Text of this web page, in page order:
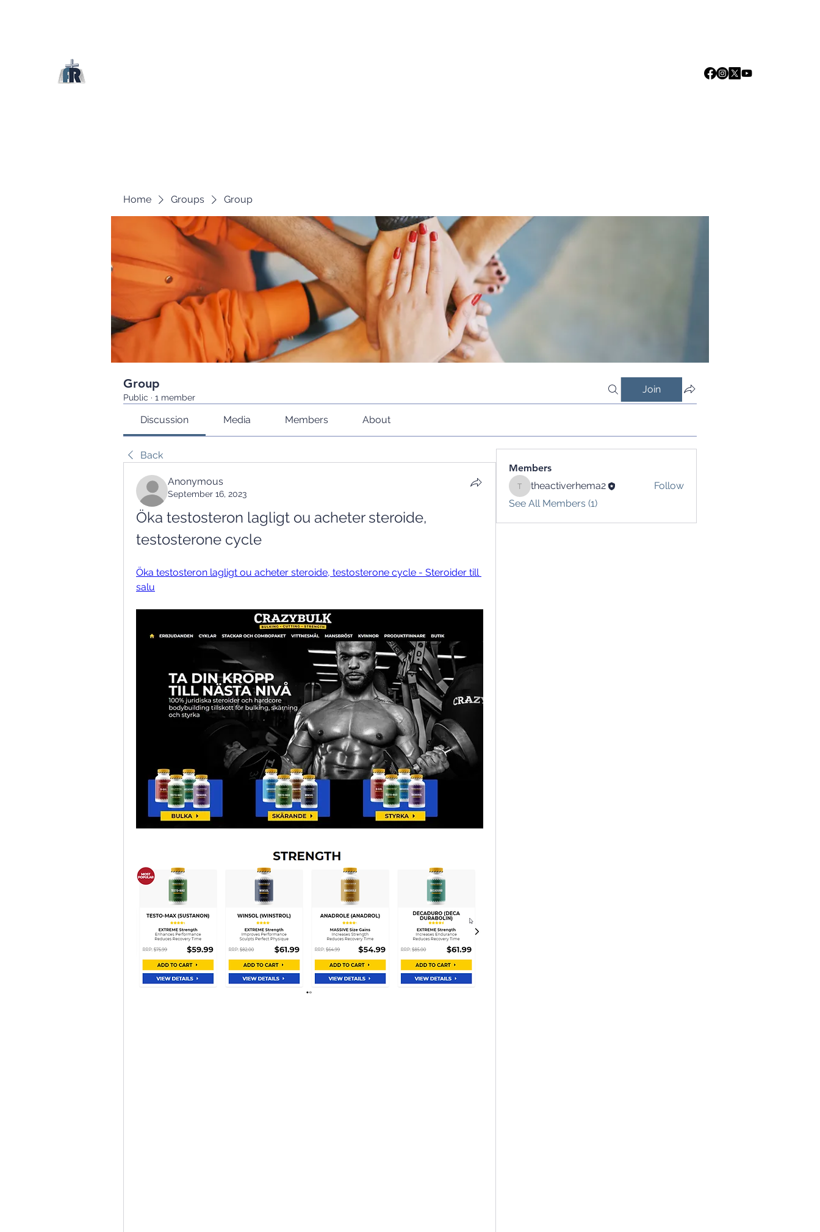
Home Groups Group
Group
Public · 1 member
Join
Discussion Media Members About
Back
Anonymous
September 16, 2023
Öka testosteron lagligt ou acheter steroide,
testosterone cycle
Öka testosteron lagligt ou acheter steroide, testosterone cycle - Steroider till
salu
Members
theactiverhema2
theactiverhema2
Follow
See All Members (1)